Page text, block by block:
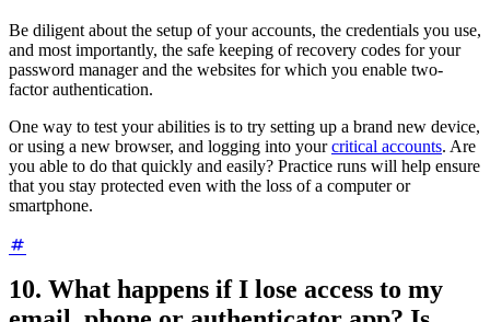
Be diligent about the setup of your accounts, the credentials you use,
and most importantly, the safe keeping of recovery codes for your
password manager and the websites for which you enable two-
factor authentication.
One way to test your abilities is to try setting up a brand new device,
or using a new browser, and logging into yourcritical accounts. Are
you able to do that quickly and easily? Practice runs will help ensure
that you stay protected even with the loss of a computer or
smartphone.
10. What happens if I lose access to my